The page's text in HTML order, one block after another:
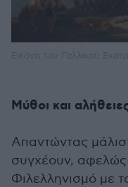
Μύθοι και
Απαντώντας
συγχέουν, αφελώς
Φιλελληνισμό με